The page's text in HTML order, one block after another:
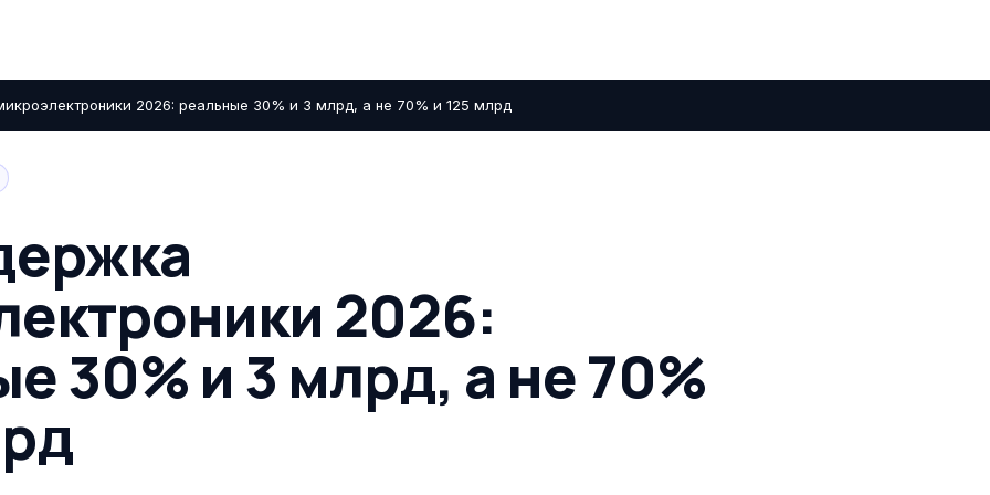
2026: реальные 30% и 3 млрд, а не 70% и 125 млрд
2026:
30% и 3 млрд, а не 70%